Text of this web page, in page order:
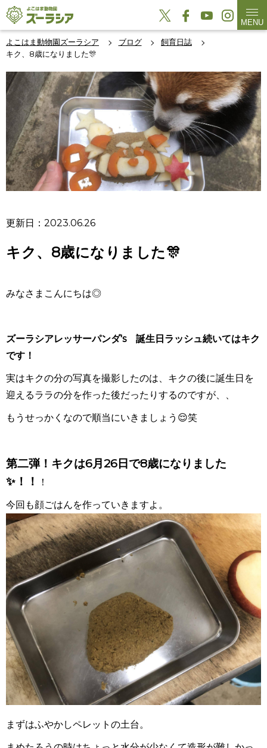
MENU
よこはま動物園ズーラシア ブログ
飼育日誌
キク、8歳になりました🎊
更新日：2023.06.26
キク、8歳になりました🎊
みなさまこんにちは◎
ズーラシアレッサーパンダ's 誕生日ラッシュ続いてはキク
です！
実はキクの分の写真を撮影したのは、キクの後に誕生日を
迎えるララの分を作った後だったりするのですが、、
もうせっかくなので順当にいきましょう😌笑
第二弾！キクは6月26日で8歳になりました
✨！！
！
今回も顔ごはんを作っていきますよ。
まずはふやかしペレットの土台。